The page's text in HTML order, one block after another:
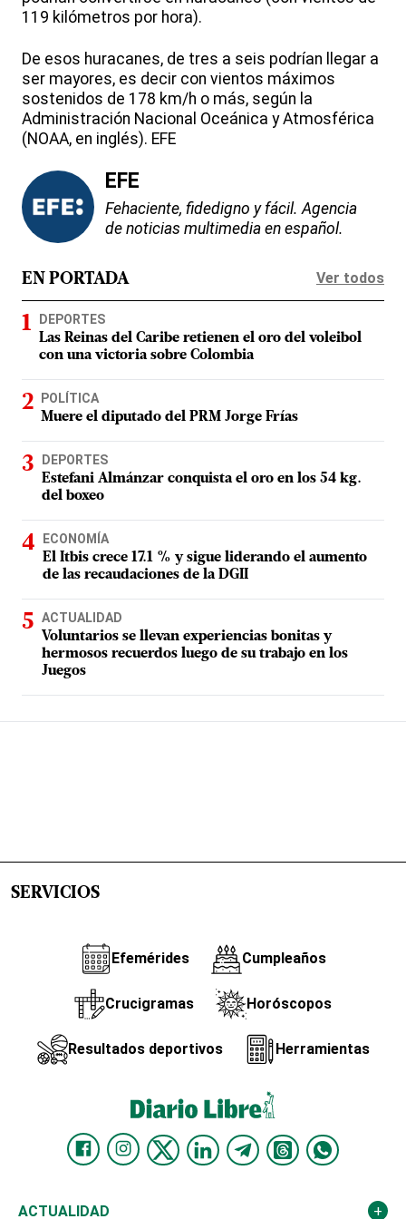
119 kilómetros por hora).
De esos huracanes, de tres a seis podrían llegar a
ser mayores, es decir con vientos máximos
sostenidos de 178 km/h o más, según la
Administración Nacional Oceánica y Atmosférica
(NOAA, en inglés). EFE
EFE
Fehaciente, fidedigno y fácil. Agencia
de noticias multimedia en español.
EN PORTADA Ver todos
DEPORTES
Las Reinas del Caribe retienen el oro del voleibol
con una victoria sobre Colombia
POLÍTICA
Muere el diputado del PRM Jorge Frías
DEPORTES
Estefani Almánzar conquista el oro en los 54 kg.
del boxeo
ECONOMÍA
El Itbis crece 17.1 % y sigue liderando el aumento
de las recaudaciones de la DGII
ACTUALIDAD
Voluntarios se llevan experiencias bonitas y
hermosos recuerdos luego de su trabajo en los
Juegos
SERVICIOS
Efemérides Cumpleaños
Crucigramas Horóscopos
Resultados deportivos Herramientas
ACTUALIDAD